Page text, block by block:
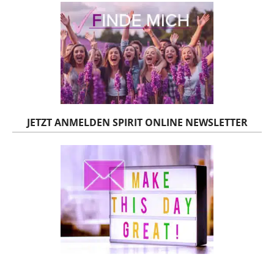
JETZT ANMELDEN SPIRIT ONLINE NEWSLETTER